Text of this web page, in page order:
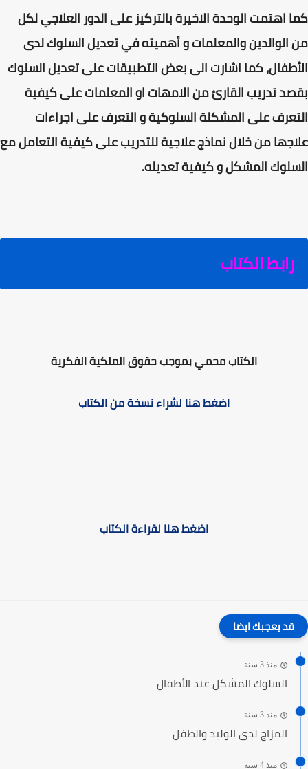
كما اهتمت الوحدة الاخيرة بالتركيز على الدور العلاجي لكل
من الوالدين والمعلمات و أهميته في تعديل السلوك لدى
الأطفال، كما اشارت الى بعض التطبيقات على تعديل السلوك
بقصد تدريب القارئ من الامهات او المعلمات على كيفية
التعرف على المشكلة السلوكية و التعرف على اجراءات
علاجها من خلال نماذج علاجية للتدريب على كيفية التعامل مع
السلوك المشكل و كيفية تعديله.
رابط الكتاب
الكتاب محمي بموجب حقوق الملكية الفكرية
اضغط هنا لشراء نسخة من الكتاب
اضغط هنا لقراءة الكتاب
قد يعجبك ايضا
منذ 3 سنة
السلوك المشكل عند الأطفال
منذ 3 سنة
المزاج لدى الوليد والطفل
منذ 4 سنة